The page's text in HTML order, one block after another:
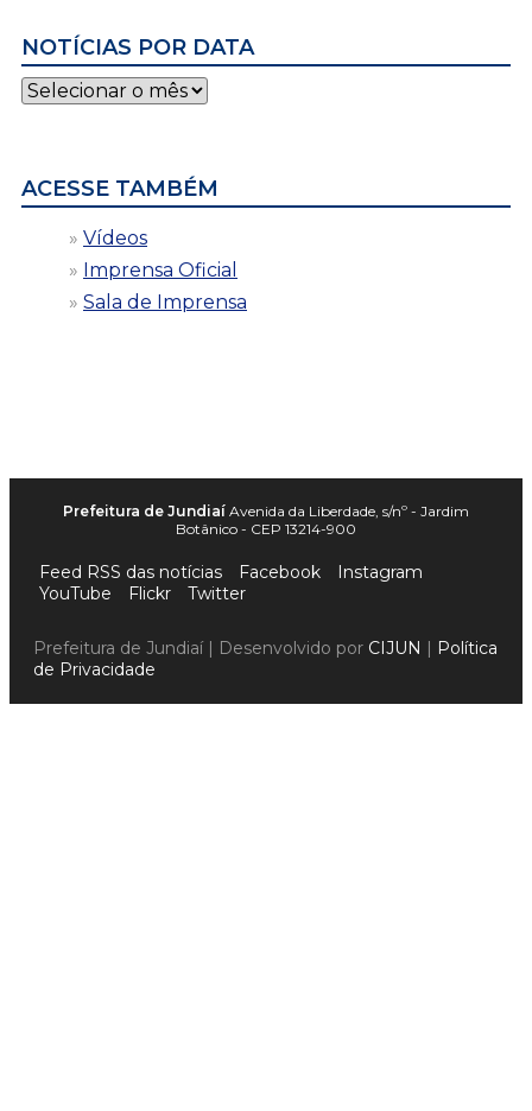
NOTÍCIAS POR DATA
Notícias
por
ACESSE TAMBÉM
Vídeos
Imprensa Oficial
Sala de Imprensa
Prefeitura de Jundiaí Avenida da Liberdade, s/nº - Jardim
Botânico - CEP 13214-900
Feed RSS das notícias Facebook
Instagram
YouTube
Flickr Twitter
Prefeitura de Jundiaí | Desenvolvido por CIJUN
Política
de Privacidade